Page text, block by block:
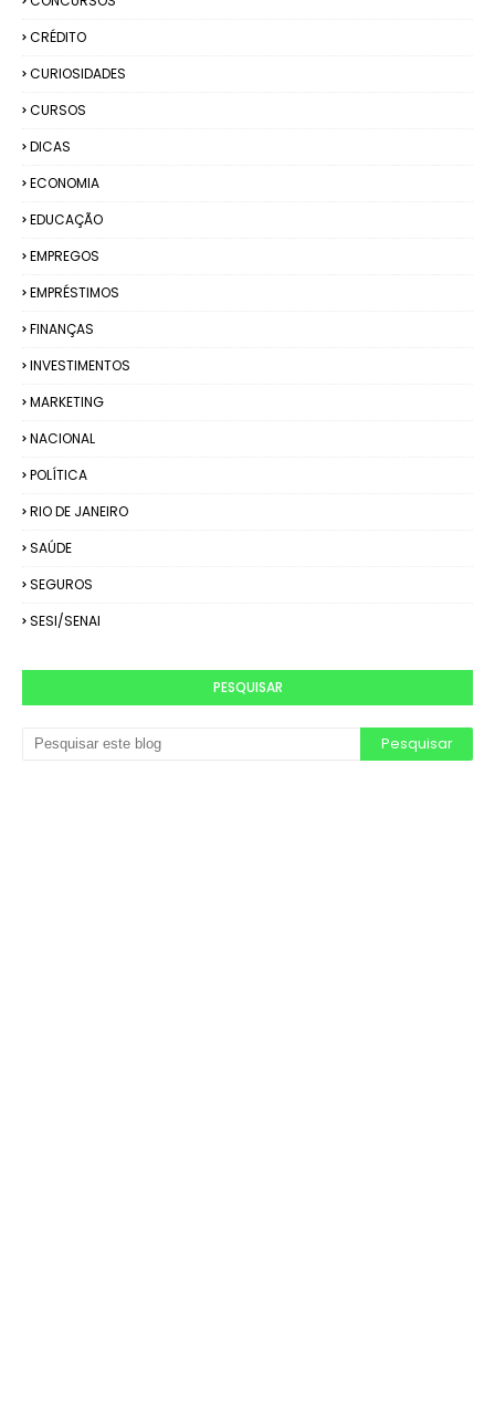
CRÉDITO
CURIOSIDADES
CURSOS
DICAS
ECONOMIA
EDUCAÇÃO
EMPREGOS
EMPRÉSTIMOS
FINANÇAS
INVESTIMENTOS
MARKETING
NACIONAL
POLÍTICA
RIO DE JANEIRO
SAÚDE
SEGUROS
SESI/SENAI
PESQUISAR